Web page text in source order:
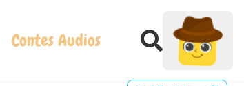
Contes Audios